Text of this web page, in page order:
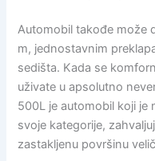
Automobil takođe može
m, jednostavnim
sedišta. Kada se
uživate u apsolutno
500L je automobil koji je
svoje kategorije,
zastakljenu površinu